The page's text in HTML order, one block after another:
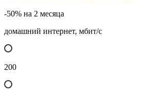
-50% на 2 месяца
домашний интернет, мбит/с
200